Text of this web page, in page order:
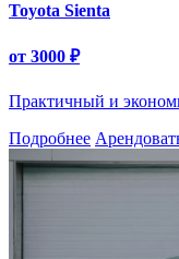
Toyota Sienta
от 3000 ₽
Практичный и
Подробнее